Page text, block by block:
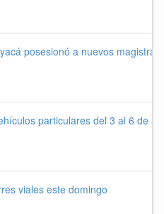
posesionó a nuevos
particulares del 3 al 6 de
viales este domingo